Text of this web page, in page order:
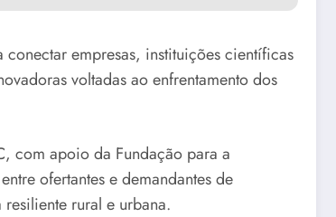
empresas, instituições científicas
voltadas ao enfrentamento dos
com apoio da Fundação para a
ofertantes e demandantes de
rural e urbana.